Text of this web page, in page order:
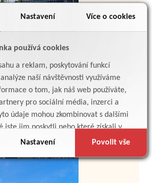
Nastavení Více o cookies
používá cookies
a reklam, poskytování funkcí
naší návštěvnosti využíváme
o tom, jak náš web používáte,
pro sociální média, inzerci a
údaje mohou zkombinovat s dalšími
jste jim poskytli nebo které získali v
jejich služby.
Nastavení Povolit vše